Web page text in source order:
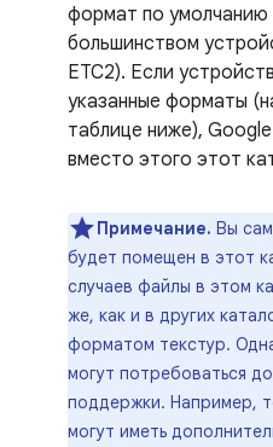
формат по
большинством
ETC2). Если
указанные форматы
таблице ниже),
вместо этого этот
Примечание. Вы
будет помещен в этот
случаев файлы в этом
же, как и в других
форматом текстур.
могут потребоваться
поддержки. Например,
могут иметь